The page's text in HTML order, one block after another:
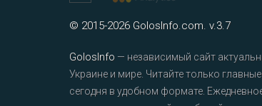
© 2015-2026 GolosInfo.com. v.3.7
GolosInfo — независимый сайт
Украине и мире. Читайте только
сегодня в удобном формате.